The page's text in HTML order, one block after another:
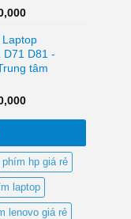
Giá
tại
là:
₫450,000.
D71 D81 -
tâm
Giá
₫250,000.
phím hp giá rẻ
laptop
lenovo giá rẻ